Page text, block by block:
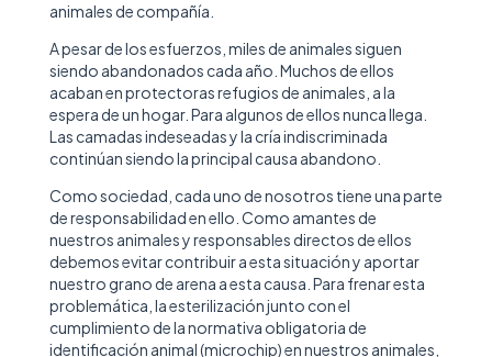
animales de compañía.
A pesar de los esfuerzos, miles de animales siguen
siendo abandonados cada año. Muchos de ellos
acaban en protectoras refugios de animales, a la
espera de un hogar. Para algunos de ellos nunca llega.
Las camadas indeseadas y la cría indiscriminada
continúan siendo la principal causa abandono.
Como sociedad, cada uno de nosotros tiene una parte
de responsabilidad en ello. Como amantes de
nuestros animales y responsables directos de ellos
debemos evitar contribuir a esta situación y aportar
nuestro grano de arena a esta causa. Para frenar esta
problemática, la esterilización junto con el
cumplimiento de la normativa obligatoria de
identificación animal (microchip) en nuestros animales,